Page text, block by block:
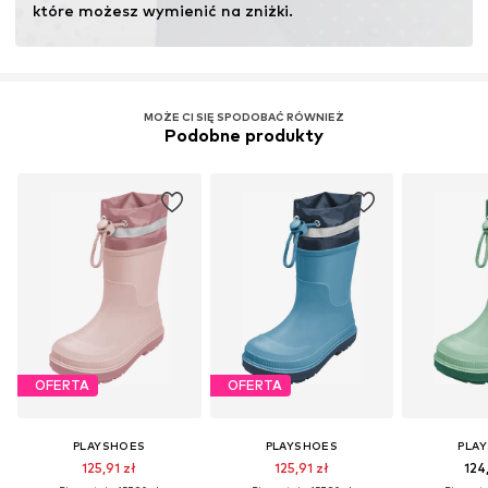
które możesz wymienić na zniżki.
MOŻE CI SIĘ SPODOBAĆ RÓWNIEŻ
Podobne produkty
OFERTA
PLAYSHOES
125,91 zł
OFERTA
PLAYSHOES
125,91 zł